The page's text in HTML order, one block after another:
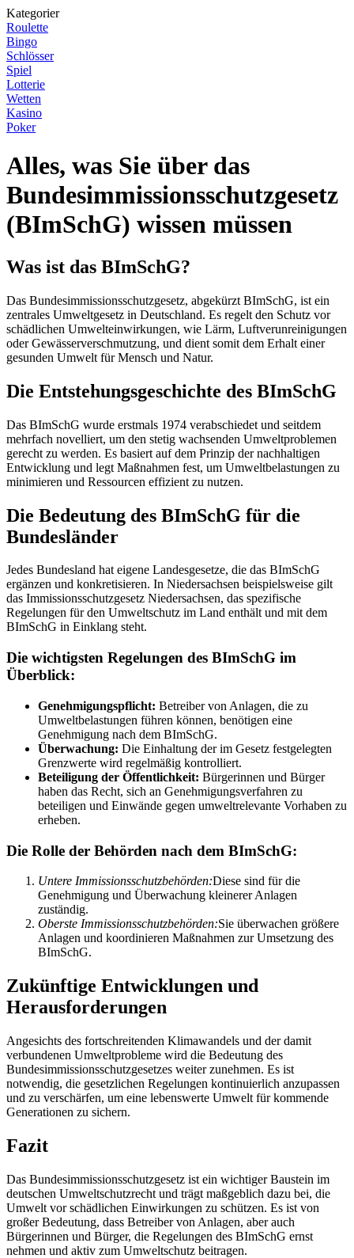
Kategorier
Roulette
Bingo
Schlösser
Spiel
Lotterie
Wetten
Kasino
Poker
Alles, was Sie über das
Bundesimmissionsschutzgesetz
(BImSchG) wissen müssen
Was ist das BImSchG?
Das Bundesimmissionsschutzgesetz, abgekürzt BImSchG, ist ein
zentrales Umweltgesetz in Deutschland. Es regelt den Schutz vor
schädlichen Umwelteinwirkungen, wie Lärm, Luftverunreinigungen
oder Gewässerverschmutzung, und dient somit dem Erhalt einer
gesunden Umwelt für Mensch und Natur.
Die Entstehungsgeschichte des BImSchG
Das BImSchG wurde erstmals 1974 verabschiedet und seitdem
mehrfach novelliert, um den stetig wachsenden Umweltproblemen
gerecht zu werden. Es basiert auf dem Prinzip der nachhaltigen
Entwicklung und legt Maßnahmen fest, um Umweltbelastungen zu
minimieren und Ressourcen effizient zu nutzen.
Die Bedeutung des BImSchG für die
Bundesländer
Jedes Bundesland hat eigene Landesgesetze, die das BImSchG
ergänzen und konkretisieren. In Niedersachsen beispielsweise gilt
das Immissionsschutzgesetz Niedersachsen, das spezifische
Regelungen für den Umweltschutz im Land enthält und mit dem
BImSchG in Einklang steht.
Die wichtigsten Regelungen des BImSchG im
Überblick:
Genehmigungspflicht: Betreiber von Anlagen, die zu
Umweltbelastungen führen können, benötigen eine
Genehmigung nach dem BImSchG.
Überwachung: Die Einhaltung der im Gesetz festgelegten
Grenzwerte wird regelmäßig kontrolliert.
Beteiligung der Öffentlichkeit: Bürgerinnen und Bürger
haben das Recht, sich an Genehmigungsverfahren zu
beteiligen und Einwände gegen umweltrelevante Vorhaben zu
erheben.
Die Rolle der Behörden nach dem BImSchG:
Untere Immissionsschutzbehörden:Diese sind für die
Genehmigung und Überwachung kleinerer Anlagen
zuständig.
Oberste Immissionsschutzbehörden:Sie überwachen größere
Anlagen und koordinieren Maßnahmen zur Umsetzung des
BImSchG.
Zukünftige Entwicklungen und
Herausforderungen
Angesichts des fortschreitenden Klimawandels und der damit
verbundenen Umweltprobleme wird die Bedeutung des
Bundesimmissionsschutzgesetzes weiter zunehmen. Es ist
notwendig, die gesetzlichen Regelungen kontinuierlich anzupassen
und zu verschärfen, um eine lebenswerte Umwelt für kommende
Generationen zu sichern.
Fazit
Das Bundesimmissionsschutzgesetz ist ein wichtiger Baustein im
deutschen Umweltschutzrecht und trägt maßgeblich dazu bei, die
Umwelt vor schädlichen Einwirkungen zu schützen. Es ist von
großer Bedeutung, dass Betreiber von Anlagen, aber auch
Bürgerinnen und Bürger, die Regelungen des BImSchG ernst
nehmen und aktiv zum Umweltschutz beitragen.